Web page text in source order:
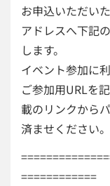
お申込いただい
アドレスへ下記
します。
イベント参加に
ご参加用URLを
載のリンクから
済ませください。
============